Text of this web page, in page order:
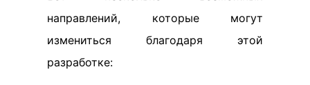
направлений, которые могут
измениться благодаря этой
разработке: